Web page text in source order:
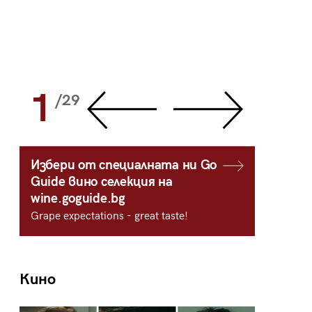
1 /29
Избери от специалната ни Go
Guide вино селекция на
wine.goguide.bg
Grape expectations - great taste!
Кино